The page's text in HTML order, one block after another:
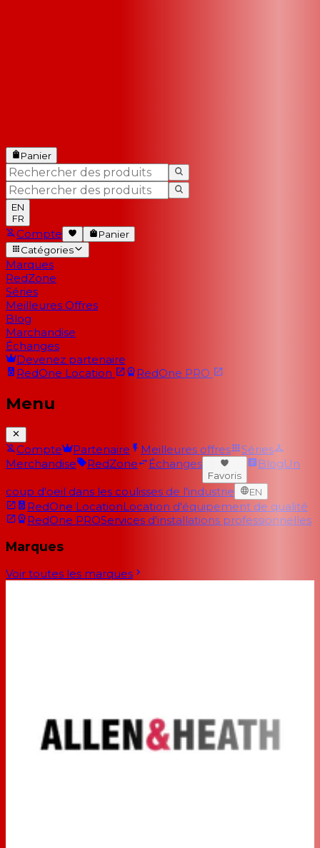
Panier
EN
FR
Compte
Panier
Catégories
Marques
RedZone
Séries
Meilleures Offres
Blog
Marchandise
Échanges
Devenez partenaire
RedOne Location RedOne PRO
Menu
Compte Partenaire Meilleures offres
Séries
Merchandise
RedZone Échanges
Favoris
BlogUn
coup d'oeil dans les coulisses de l'industrie EN
RedOne LocationLocation d'équipement de qualité
RedOne PROServices d'installations professionnelles
Marques
Voir toutes les marques